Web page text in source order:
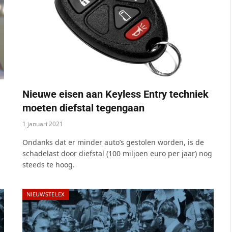
Nieuwe eisen aan Keyless Entry techniek
moeten diefstal tegengaan
1 januari 2021
Ondanks dat er minder auto’s gestolen worden, is de
schadelast door diefstal (100 miljoen euro per jaar) nog
steeds te hoog.
NIEUWSTELEX